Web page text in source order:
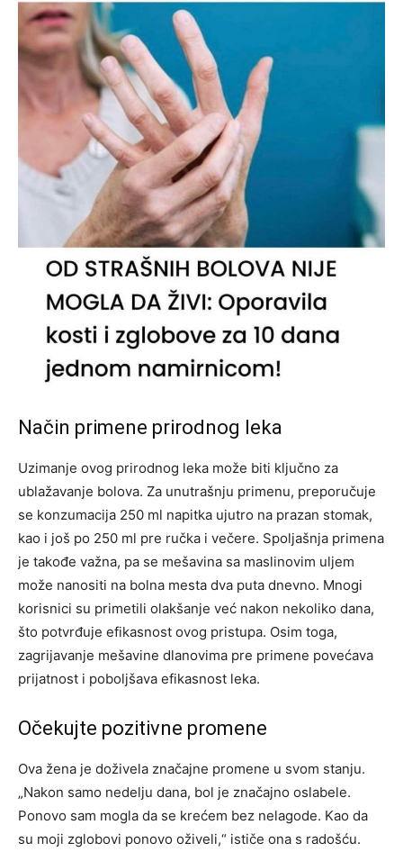
Način primene prirodnog leka
Uzimanje ovog prirodnog leka može biti ključno za
ublažavanje bolova. Za unutrašnju primenu, preporučuje
se konzumacija 250 ml napitka ujutro na prazan stomak,
kao i još po 250 ml pre ručka i večere. Spoljašnja primena
je takođe važna, pa se mešavina sa maslinovim uljem
može nanositi na bolna mesta dva puta dnevno. Mnogi
korisnici su primetili olakšanje već nakon nekoliko dana,
što potvrđuje efikasnost ovog pristupa. Osim toga,
zagrijavanje mešavine dlanovima pre primene povećava
prijatnost i poboljšava efikasnost leka.
Očekujte pozitivne promene
Ova žena je doživela značajne promene u svom stanju.
„Nakon samo nedelju dana, bol je značajno oslabele.
Ponovo sam mogla da se krećem bez nelagode. Kao da
su moji zglobovi ponovo oživeli,“ ističe ona s radošću.